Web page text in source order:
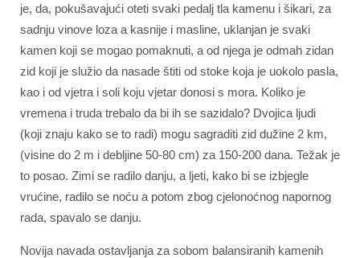
je, da, pokušavajući oteti svaki pedalj tla kamenu i šikari, za
sadnju vinove loza a kasnije i masline, uklanjan je svaki
kamen koji se mogao pomaknuti, a od njega je odmah zidan
zid koji je služio da nasade štiti od stoke koja je uokolo pasla,
kao i od vjetra i soli koju vjetar donosi s mora. Koliko je
vremena i truda trebalo da bi ih se sazidalo? Dvojica ljudi
(koji znaju kako se to radi) mogu sagraditi zid dužine 2 km,
(visine do 2 m i debljine 50-80 cm) za 150-200 dana. Težak je
to posao. Zimi se radilo danju, a ljeti, kako bi se izbjegle
vrućine, radilo se noću a potom zbog cjelonoćnog napornog
rada, spavalo se danju.
Novija navada ostavljanja za sobom balansiranih kamenih